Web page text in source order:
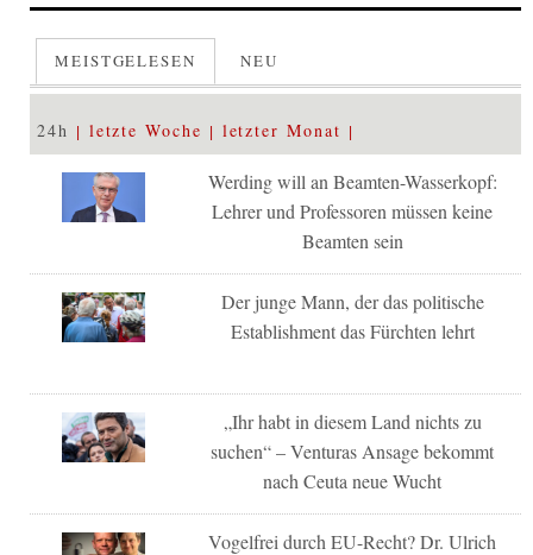
MEISTGELESEN NEU
24h letzte Woche letzter Monat
Werding will an Beamten-Wasserkopf:
Lehrer und Professoren müssen keine
Beamten sein
Der junge Mann, der das politische
Establishment das Fürchten lehrt
„Ihr habt in diesem Land nichts zu
suchen“ – Venturas Ansage bekommt
nach Ceuta neue Wucht
Vogelfrei durch EU-Recht? Dr. Ulrich